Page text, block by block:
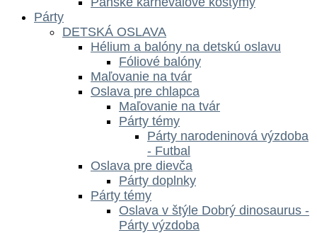
Párty
DETSKÁ OSLAVA
Hélium a balóny na detskú oslavu
Fóliové balóny
Maľovanie na tvár
Oslava pre chlapca
Maľovanie na tvár
Párty témy
Párty narodeninová výzdoba
- Futbal
Oslava pre dievča
Párty doplnky
Párty témy
Oslava v štýle Dobrý dinosaurus -
Párty výzdoba